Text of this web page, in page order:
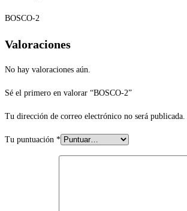
BOSCO-2
Valoraciones
No hay valoraciones aún.
Sé el primero en valorar “BOSCO-2”
Tu dirección de correo electrónico no será publicada.
Tu puntuación *